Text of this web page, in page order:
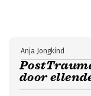
door
Anja Jongkind